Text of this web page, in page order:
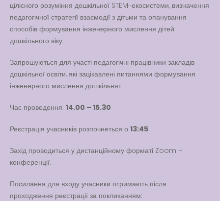
Вакансії
інформація
Читати далі
цілісного розуміння дошкільної STEM-екосистеми, визначення
педагогічної стратегії взаємодії з дітьми та опанування
способів формування інженерного мислення дітей
дошкільного віку.
Запрошуються для участі педагогічні працівники закладів
дошкільної освіти, які зацікавлені питаннями формування
інженерного мислення дошкільнят.
Час проведення: 14.00 – 15.30
Реєстрація учасників розпочнеться о 13:45
Захід проводиться у дистанційному форматі Zoom –
конференції.
Посилання для входу учасники отримають після
проходження реєстрації за покликанням: